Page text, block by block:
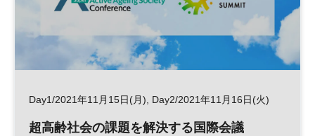
Day1/2021年11月15日(月), Day2/2021年11月16日(火)
超高齢社会の課題を解決する国際会議